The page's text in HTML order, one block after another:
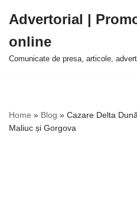
la
conținut
Advertorial |
online
Comunicate de presa, articole,
Home » Blog » Cazare Delta
Maliuc și Gorgova